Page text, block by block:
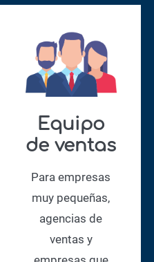
Equipo
de ventas
Para empresas
muy pequeñas,
agencias de
ventas y